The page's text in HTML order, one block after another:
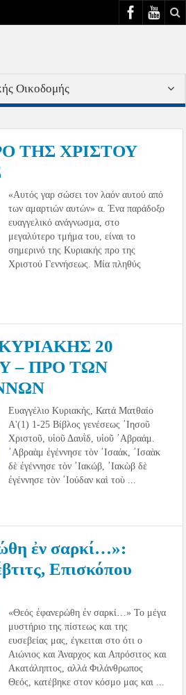
Οικοδομής
ΤΗΣ ΧΡΙΣΤΟΥ
«Αυτός γαρ σώσει τον λαόν αυτού από
των αμαρτιών αυτών» α. Ένα παράδοξο
ευαγγελικό ανάγνωσμα, στο
μεγαλύτερο τμήμα του, είναι το
σημερινό της Κυριακής προ της
Χριστού Γεννήσεως. Μία πληθύς
20
– ΠΡΟ ΤΩΝ
Ευαγγέλιο Κυριακής, Κατά Ματθαίο
Α'(1) 1-25 Βίβλος γενέσεως ᾿Ιησοῦ
Χριστοῦ, υἱοῦ Δαυῒδ, υἱοῦ ᾿Αβραάμ.
᾿Αβραὰμ ἐγέννησε τὸν ᾿Ισαάκ, ᾿Ισαὰκ
δὲ ἐγέννησε τὸν ᾿Ιακώβ, ᾿Ιακὼβ δὲ
ἐγέννησε τὸν ᾿Ιούδαν καὶ τοὺ ...
ἐν σαρκί…»:
Επισκόπου
«Θεός ἐφανερώθη ἐν σαρκί…» Το μέγα
μυστήριο της πίστεως και της
ευσεβείας μας, έγκειται στο ότι ο
Αιώνιος και Άναρχος και Απρόσιτος και
Ακατάληπτος, αλλά Φιλάνθρωπος
Θεός, κατέβηκε στον κόσμο μας και ...